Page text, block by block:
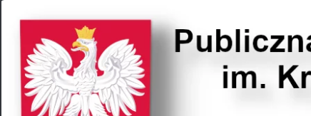
Przejdź do treści